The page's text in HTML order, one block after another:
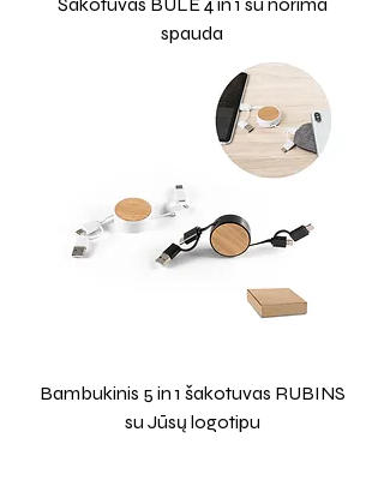
spauda
Bambukinis 5 in 1 šakotuvas RUBINS
su Jūsų logotipu